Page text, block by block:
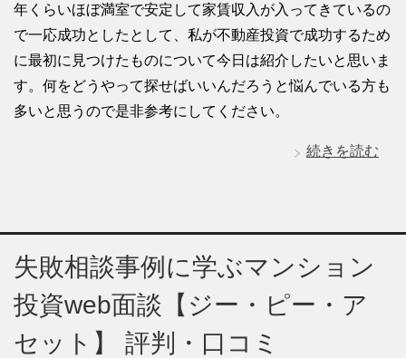
年くらいほぼ満室で安定して家賃収入が入ってきているの
で一応成功としたとして、私が不動産投資で成功するため
に最初に見つけたものについて今日は紹介したいと思いま
す。何をどうやって探せばいいんだろうと悩んでいる方も
多いと思うので是非参考にしてください。
続きを読む
失敗相談事例に学ぶマンション
投資web面談【ジー・ピー・ア
セット】 評判・口コミ